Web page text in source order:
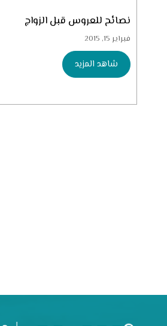
نصائح للعروس قبل الزواج
فبراير 15, 2015
شاهد المزيد